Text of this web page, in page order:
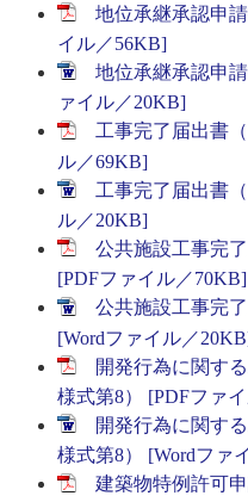
地位承継承認申
イル／56KB]
地位承継承認申
ァイル／20KB]
工事完了届出書
ル／69KB]
工事完了届出書
ル／20KB]
公共施設工事完
[PDFファイル／70KB]
公共施設工事完
[Wordファイル／
開発行為に関す
様式第8） [PDFファ
開発行為に関す
様式第8） [Wordファ
建築物特例許可